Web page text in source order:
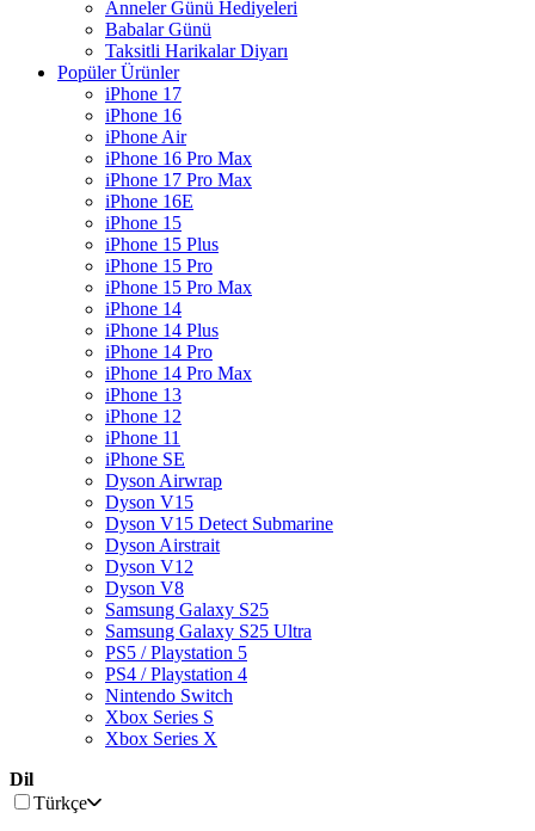
Anneler Günü Hediyeleri
Babalar Günü
Taksitli Harikalar Diyarı
Popüler Ürünler
iPhone 17
iPhone 16
iPhone Air
iPhone 16 Pro Max
iPhone 17 Pro Max
iPhone 16E
iPhone 15
iPhone 15 Plus
iPhone 15 Pro
iPhone 15 Pro Max
iPhone 14
iPhone 14 Plus
iPhone 14 Pro
iPhone 14 Pro Max
iPhone 13
iPhone 12
iPhone 11
iPhone SE
Dyson Airwrap
Dyson V15
Dyson V15 Detect Submarine
Dyson Airstrait
Dyson V12
Dyson V8
Samsung Galaxy S25
Samsung Galaxy S25 Ultra
PS5 / Playstation 5
PS4 / Playstation 4
Nintendo Switch
Xbox Series S
Xbox Series X
Dil
Türkçe